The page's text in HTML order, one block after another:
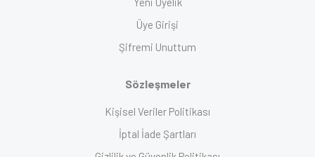
Üye Girişi
Şifremi Unuttum
Sözleşmeler
Kişisel Veriler Politikası
İptal İade Şartları